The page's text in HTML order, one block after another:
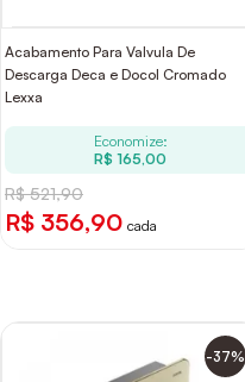
Acabamento Para Valvula De
Descarga Deca e Docol Cromado
Lexxa
Economize:
R$ 165,00
R$ 521,90
R$ 356,90 cada
-37%